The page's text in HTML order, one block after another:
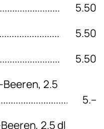
5.50
5.50
5.50
2.5
5.–
2.5 dl